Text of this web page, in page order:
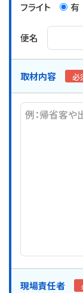
フライト 有
便名
取材内容 必
現場責任者